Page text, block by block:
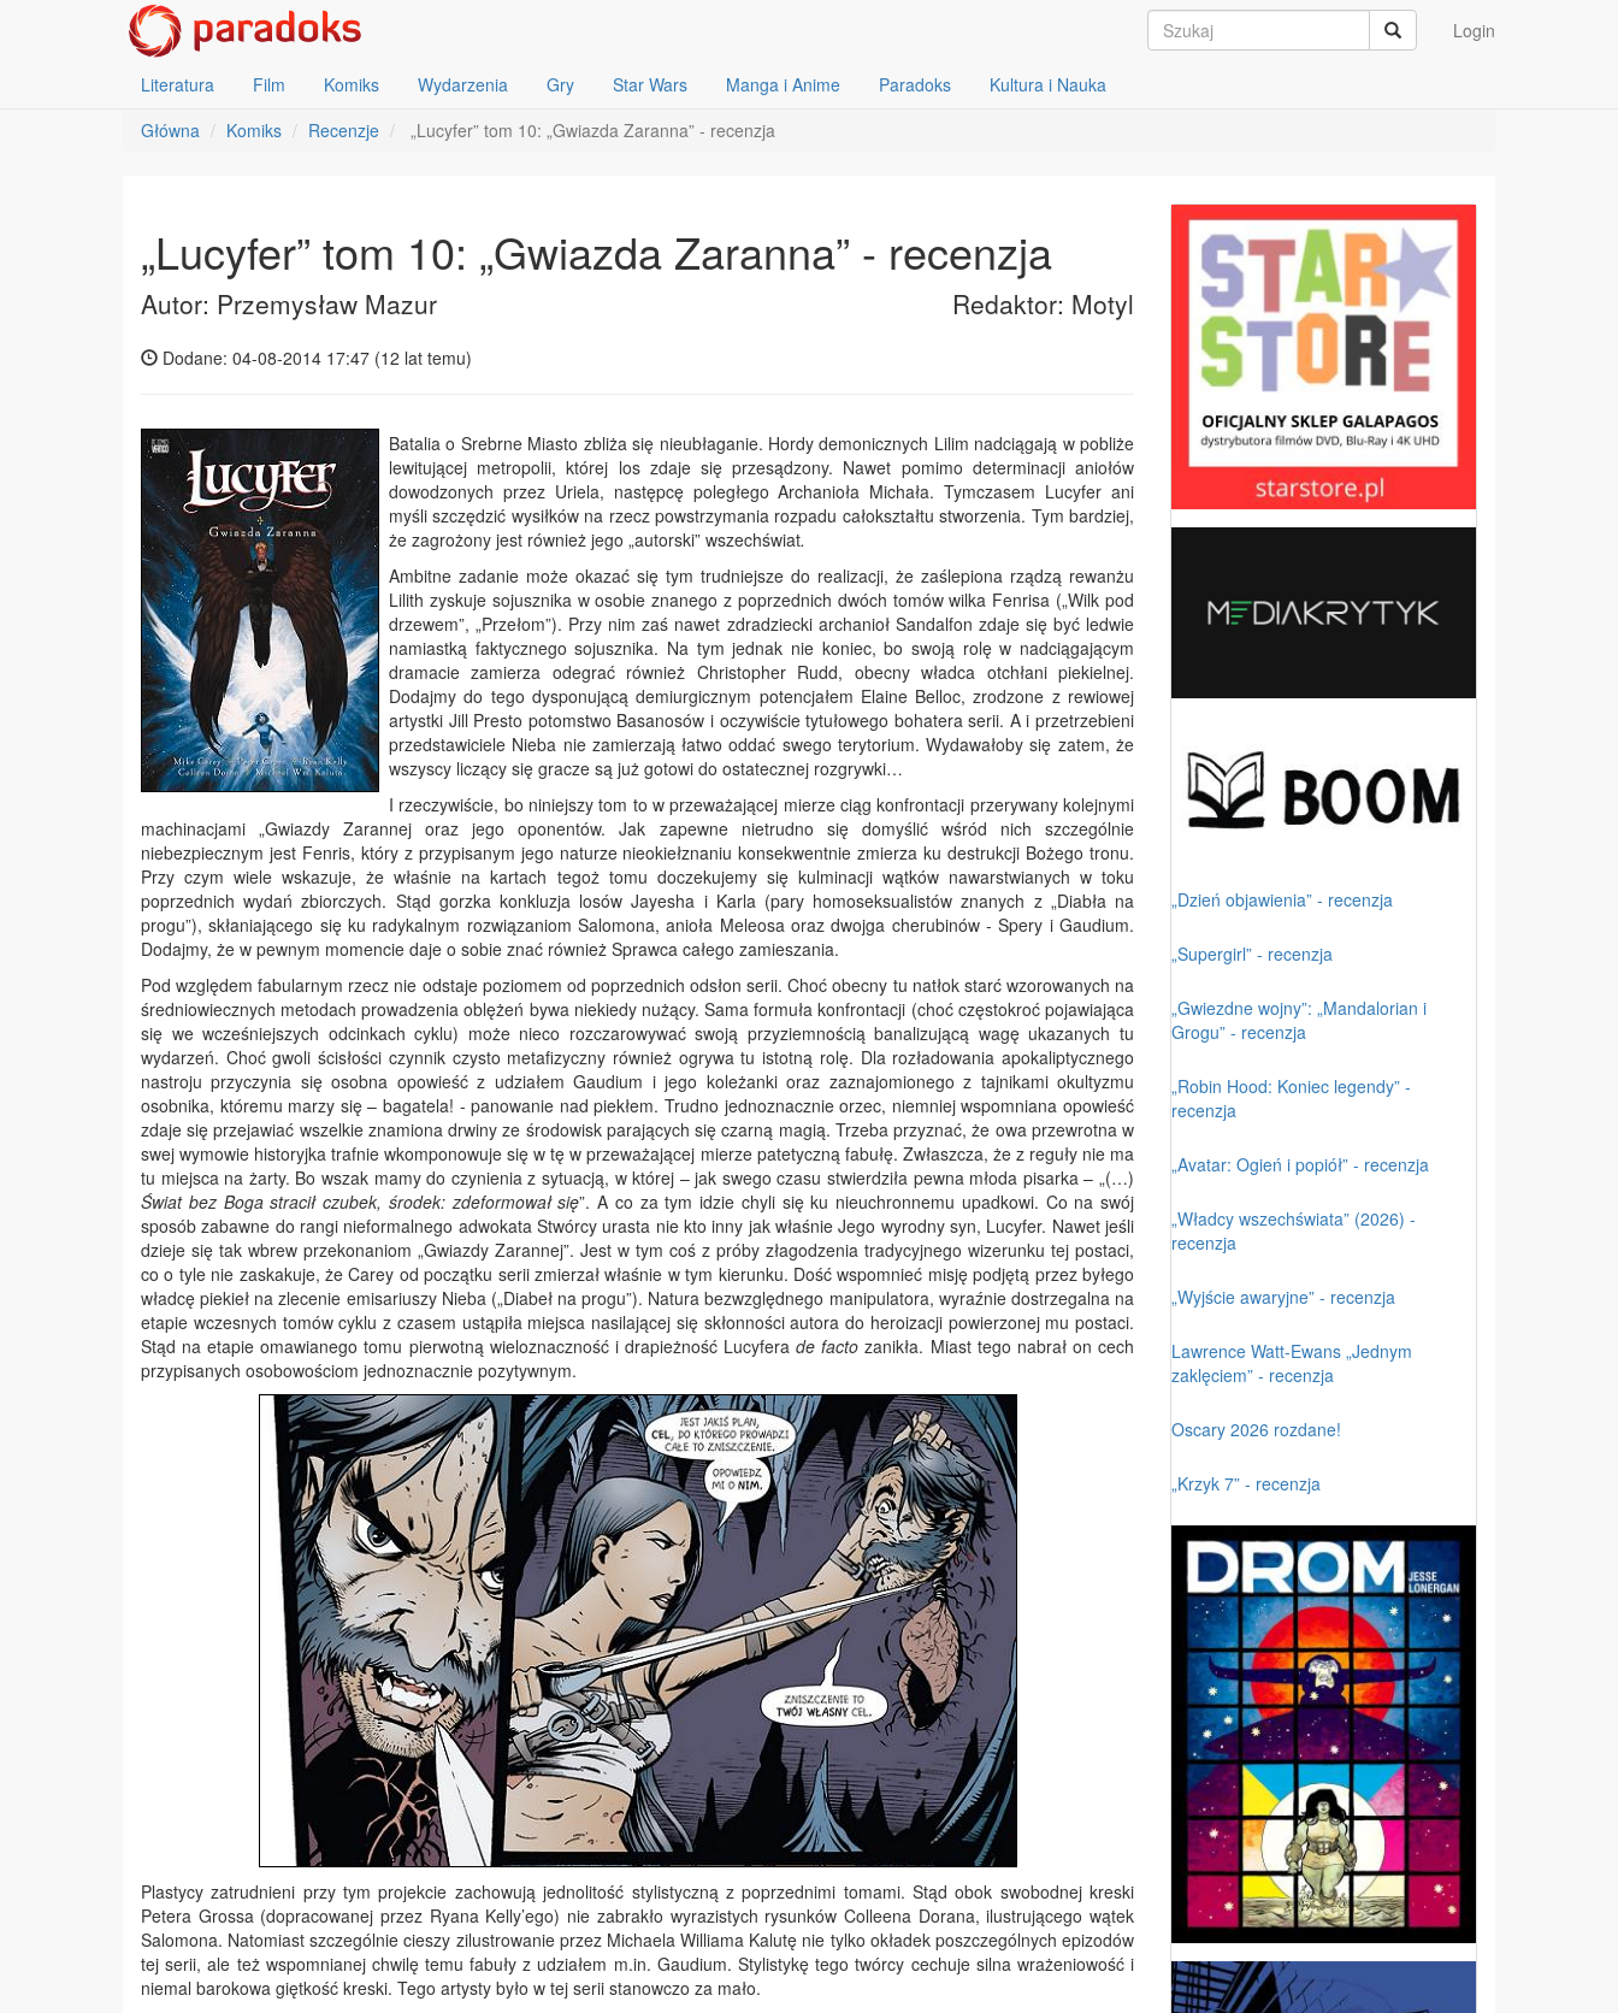
Login
Literatura Film Komiks Wydarzenia Gry Star Wars Manga i Anime Paradoks
Kultura i Nauka
Główna
Komiks Recenzje „Lucyfer” tom 10: „Gwiazda Zaranna” - recenzja
„Lucyfer” tom 10: „Gwiazda Zaranna” - recenzja
Autor: Przemysław Mazur Redaktor: Motyl
Dodane: 04-08-2014 17:47 (12 lat temu)
Batalia o Srebrne Miasto zbliża się nieubłaganie. Hordy demonicznych Lilim nadciągają w pobliże
lewitującej metropolii, której los zdaje się przesądzony. Nawet pomimo determinacji aniołów
dowodzonych przez Uriela, następcę poległego Archanioła Michała. Tymczasem Lucyfer ani
myśli szczędzić wysiłków na rzecz powstrzymania rozpadu całokształtu stworzenia. Tym bardziej,
że zagrożony jest również jego „autorski” wszechświat.
Ambitne zadanie może okazać się tym trudniejsze do realizacji, że zaślepiona rządzą rewanżu
Lilith zyskuje sojusznika w osobie znanego z poprzednich dwóch tomów wilka Fenrisa („Wilk pod
drzewem”, „Przełom”). Przy nim zaś nawet zdradziecki archanioł Sandalfon zdaje się być ledwie
namiastką faktycznego sojusznika. Na tym jednak nie koniec, bo swoją rolę w nadciągającym
dramacie zamierza odegrać również Christopher Rudd, obecny władca otchłani piekielnej.
Dodajmy do tego dysponującą demiurgicznym potencjałem Elaine Belloc, zrodzone z rewiowej
artystki Jill Presto potomstwo Basanosów i oczywiście tytułowego bohatera serii. A i przetrzebieni
przedstawiciele Nieba nie zamierzają łatwo oddać swego terytorium. Wydawałoby się zatem, że
wszyscy liczący się gracze są już gotowi do ostatecznej rozgrywki…
I rzeczywiście, bo niniejszy tom to w przeważającej mierze ciąg konfrontacji przerywany kolejnymi
machinacjami „Gwiazdy Zarannej oraz jego oponentów. Jak zapewne nietrudno się domyślić wśród nich szczególnie
niebezpiecznym jest Fenris, który z przypisanym jego naturze nieokiełznaniu konsekwentnie zmierza ku destrukcji Bożego tronu.
Przy czym wiele wskazuje, że właśnie na kartach tegoż tomu doczekujemy się kulminacji wątków nawarstwianych w toku
poprzednich wydań zbiorczych. Stąd gorzka konkluzja losów Jayesha i Karla (pary homoseksualistów znanych z „Diabła na
progu”), skłaniającego się ku radykalnym rozwiązaniom Salomona, anioła Meleosa oraz dwojga cherubinów - Spery i Gaudium.
Dodajmy, że w pewnym momencie daje o sobie znać również Sprawca całego zamieszania.
Pod względem fabularnym rzecz nie odstaje poziomem od poprzednich odsłon serii. Choć obecny tu natłok starć wzorowanych na
średniowiecznych metodach prowadzenia oblężeń bywa niekiedy nużący. Sama formuła konfrontacji (choć częstokroć pojawiająca
się we wcześniejszych odcinkach cyklu) może nieco rozczarowywać swoją przyziemnością banalizującą wagę ukazanych tu
wydarzeń. Choć gwoli ścisłości czynnik czysto metafizyczny również ogrywa tu istotną rolę. Dla rozładowania apokaliptycznego
nastroju przyczynia się osobna opowieść z udziałem Gaudium i jego koleżanki oraz zaznajomionego z tajnikami okultyzmu
osobnika, któremu marzy się – bagatela! - panowanie nad piekłem. Trudno jednoznacznie orzec, niemniej wspomniana opowieść
zdaje się przejawiać wszelkie znamiona drwiny ze środowisk parających się czarną magią. Trzeba przyznać, że owa przewrotna w
swej wymowie historyjka trafnie wkomponowuje się w tę w przeważającej mierze patetyczną fabułę. Zwłaszcza, że z reguły nie ma
tu miejsca na żarty. Bo wszak mamy do czynienia z sytuacją, w której – jak swego czasu stwierdziła pewna młoda pisarka – „(…)
Świat bez Boga stracił czubek, środek: zdeformował się”. A co za tym idzie chyli się ku nieuchronnemu upadkowi. Co na swój
sposób zabawne do rangi nieformalnego adwokata Stwórcy urasta nie kto inny jak właśnie Jego wyrodny syn, Lucyfer. Nawet jeśli
dzieje się tak wbrew przekonaniom „Gwiazdy Zarannej”. Jest w tym coś z próby złagodzenia tradycyjnego wizerunku tej postaci,
co o tyle nie zaskakuje, że Carey od początku serii zmierzał właśnie w tym kierunku. Dość wspomnieć misję podjętą przez byłego
władcę piekieł na zlecenie emisariuszy Nieba („Diabeł na progu”). Natura bezwzględnego manipulatora, wyraźnie dostrzegalna na
etapie wczesnych tomów cyklu z czasem ustąpiła miejsca nasilającej się skłonności autora do heroizacji powierzonej mu postaci.
Stąd na etapie omawianego tomu pierwotną wieloznaczność i drapieżność Lucyferade facto zanikła. Miast tego nabrał on cech
przypisanych osobowościom jednoznacznie pozytywnym.
Plastycy zatrudnieni przy tym projekcie zachowują jednolitość stylistyczną z poprzednimi tomami. Stąd obok swobodnej kreski
Petera Grossa (dopracowanej przez Ryana Kelly’ego) nie zabrakło wyrazistych rysunków Colleena Dorana, ilustrującego wątek
Salomona. Natomiast szczególnie cieszy zilustrowanie przez Michaela Williama Kalutę nie tylko okładek poszczególnych epizodów
tej serii, ale też wspomnianej chwilę temu fabuły z udziałem m.in. Gaudium. Stylistykę tego twórcy cechuje silna wrażeniowość i
niemal barokowa giętkość kreski. Tego artysty było w tej serii stanowczo za mało.
„Dzień objawienia” - recenzja
„Supergirl” - recenzja
„Gwiezdne wojny”: „Mandalorian i
Grogu” - recenzja
„Robin Hood: Koniec legendy” -
recenzja
„Avatar: Ogień i popiół” - recenzja
„Władcy wszechświata” (2026) -
recenzja
„Wyjście awaryjne” - recenzja
Lawrence Watt-Ewans „Jednym
zaklęciem” - recenzja
Oscary 2026 rozdane!
„Krzyk 7” - recenzja